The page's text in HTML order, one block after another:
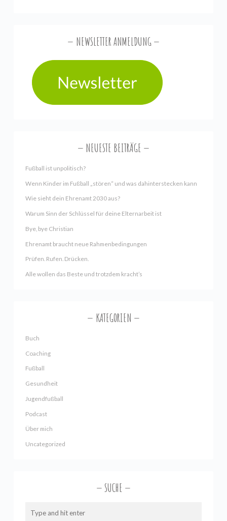
NEWSLETTER ANMELDUNG
NEUESTE BEITRÄGE
Fußball ist unpolitisch?
Wenn Kinder im Fußball „stören“ und was dahinterstecken kann
Wie sieht dein Ehrenamt 2030 aus?
Warum Sinn der Schlüssel für deine Elternarbeit ist
Bye, bye Christian
Ehrenamt braucht neue Rahmenbedingungen
Prüfen. Rufen. Drücken.
Alle wollen das Beste und trotzdem kracht’s
KATEGORIEN
Buch
Coaching
Fußball
Gesundheit
Jugendfußball
Podcast
Über mich
Uncategorized
SUCHE